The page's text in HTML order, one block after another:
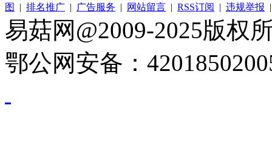
图
| 排名推广 | 广告服务 | 网站留言 | RSS订阅 | 违规举报
易菇网@2009-2025版权
鄂公网安备：